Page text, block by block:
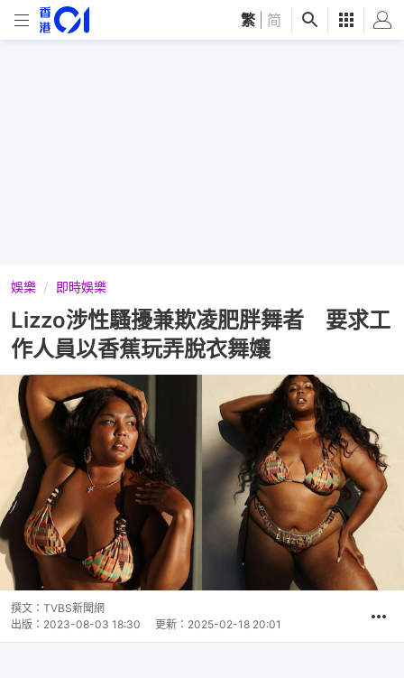
繁 简
娛樂 即時娛樂
Lizzo涉性騷擾兼欺凌肥胖舞者 要求工
作人員以香蕉玩弄脫衣舞孃
撰文： TVBS新聞網
出版： 2023-08-03 18:30 更新： 2025-02-18 20:01